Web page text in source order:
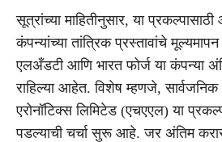
सूत्रांच्या माहितीनुसार, या
कंपन्यांच्या तांत्रिक प्रस्तावांचे
एलअँडटी आणि भारत फोर्ज या कंपन्या
राहिल्या आहेत. विशेष म्हणजे, सार्वजनिक
एरोनॉटिक्स लिमिटेड (एचएएल) या
पडल्याची चर्चा सुरू आहे. जर अंतिम